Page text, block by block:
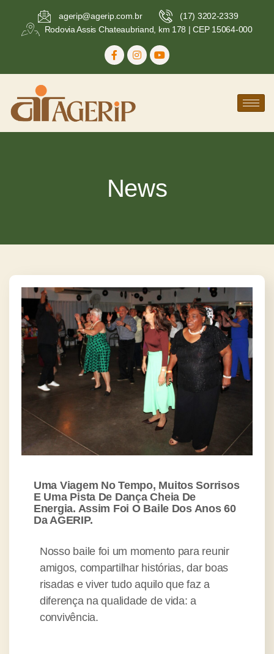
agerip@agerip.com.br
(17) 3202-2339
Rodovia Assis Chateaubriand, km 178 | CEP 15064-000
News
Uma Viagem No Tempo, Muitos Sorrisos
E Uma Pista De Dança Cheia De
Energia. Assim Foi O Baile Dos Anos 60
Da AGERIP.
Nosso baile foi um momento para reunir
amigos, compartilhar histórias, dar boas
risadas e viver tudo aquilo que faz a
diferença na qualidade de vida: a
convivência.